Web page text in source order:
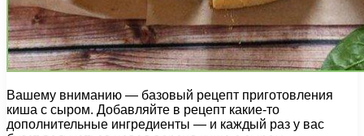
Вашему вниманию — базовый рецепт приготовления
киша с сыром. Добавляйте в рецепт какие-то
дополнительные ингредиенты — и каждый раз у вас